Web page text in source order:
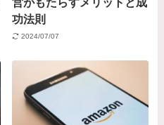
功法則
2024/07/07